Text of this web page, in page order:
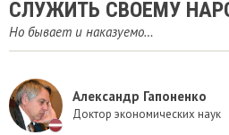
СЛУЖИТЬ СВОЕМУ
Но бывает и наказуемо…
Александр Гапоненко
Доктор экономических наук